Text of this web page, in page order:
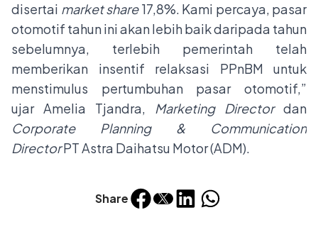
Share
disertai market share17,8%. Kami percaya, pasar
otomotif tahun ini akan lebih baik daripada tahun
sebelumnya, terlebih pemerintah telah
memberikan insentif relaksasi PPnBM untuk
menstimulus pertumbuhan pasar otomotif,”
ujar Amelia Tjandra, Marketing Directordan
Corporate Planning & Communication
DirectorPT Astra Daihatsu Motor (ADM).